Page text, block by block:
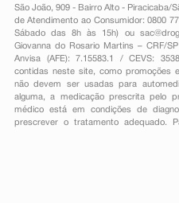
São João, 909 - Bairro Alto - Piracicaba/
de Atendimento ao Consumidor: 0800
Sábado das 8h às 15h) ou
Giovanna do Rosario Martins – CRF/
Anvisa (AFE): 7.15583.1 / CEVS:
contidas neste site, como promoções
não devem ser usadas para
alguma, a medicação prescrita pelo
médico está em condições de
prescrever o tratamento adequado.